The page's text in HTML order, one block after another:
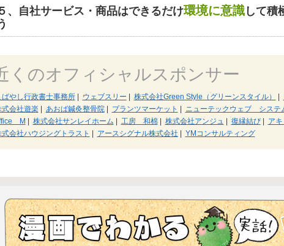
、自社サービス・商品はできるだけ環境に意識して積
くのオフィシャルスポンサー
ばやし行政書士事務所| ウェブスリー 株式会社Green Style（グリーンスタイル）
式会社遊楽| あおば鍼灸整骨院| プランツマーケット ニューテックウェブ システ
M
株式会社サンレイホーム 工房 和棉| 株式会社アンジュ 復縁結び| ア
式会社ハウジングトラスト
アースシグナル株式会社 YMコンサルティング